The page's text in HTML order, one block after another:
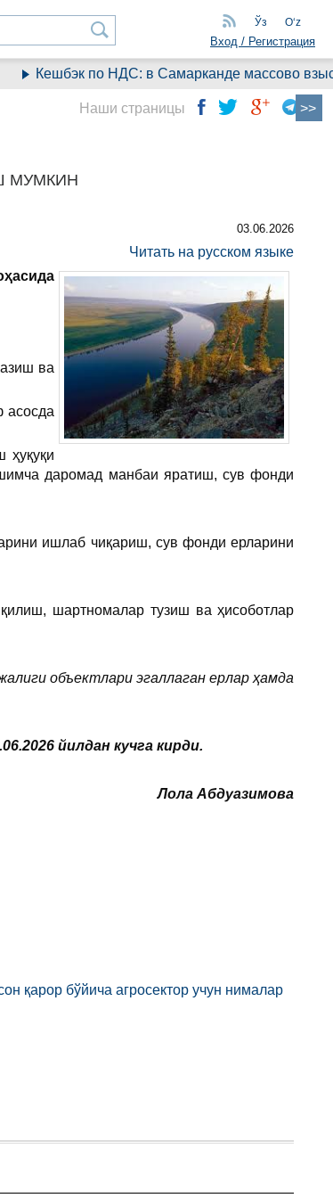
Ўз Oʻz
Вход / Регистрация
Кешбэк по НДС: в Самарканде массово
МУМКИН
03.06.2026
Читать на русском языке
ва
асосда
ҳуқуқи
даромад манбаи яратиш, сув фонди
ишлаб чиқариш, сув фонди ерларини
шартномалар тузиш ва ҳисоботлар
объектлари эгаллаган ерлар ҳамда
йилдан кучга кирди.
Лола Абдуазимова
қарор бўйича агросектор учун нималар
Наши страницы